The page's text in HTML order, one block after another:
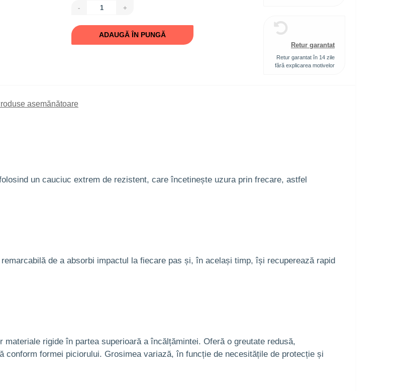
- +
ADAUGĂ ÎN PUNGĂ
Retur garantat
Retur garantat în 14 zile
fără explicarea motivelor
asemănătoare
un cauciuc extrem de rezistent, care încetinește uzura prin frecare, astfel
de a absorbi impactul la fiecare pas și, în același timp, își recuperează rapid
rigide în partea superioară a încălțămintei. Oferă o greutate redusă,
formei piciorului. Grosimea variază, în funcție de necesitățile de protecție și